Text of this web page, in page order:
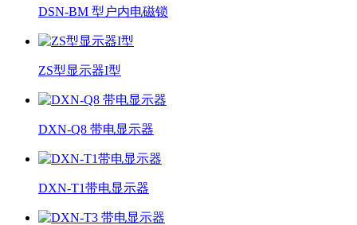
DSN-BM 型户内电磁锁
ZS型显示器I型
DXN-Q8 带电显示器
DXN-T1带电显示器